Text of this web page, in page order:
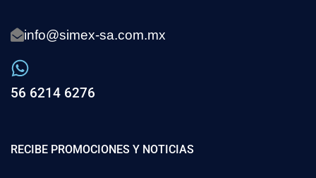
info@simex-sa.com.mx
56 6214 6276
RECIBE PROMOCIONES Y NOTICIAS